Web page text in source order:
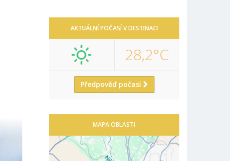
AKTUÁLNÍ POČASÍ V DESTINACI
28,2°C
Předpověď počasí
MAPA OBLASTI